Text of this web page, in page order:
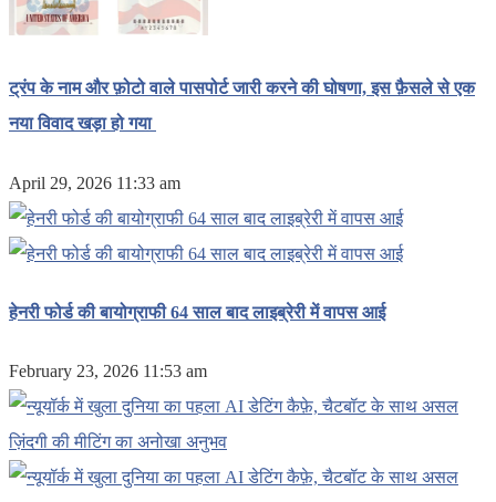
ट्रंप के नाम और फ़ोटो वाले पासपोर्ट जारी करने की घोषणा, इस फ़ैसले से एक
नया विवाद खड़ा हो गया
April 29, 2026 11:33 am
हेनरी फोर्ड की बायोग्राफी 64 साल बाद लाइब्रेरी में वापस आई
February 23, 2026 11:53 am